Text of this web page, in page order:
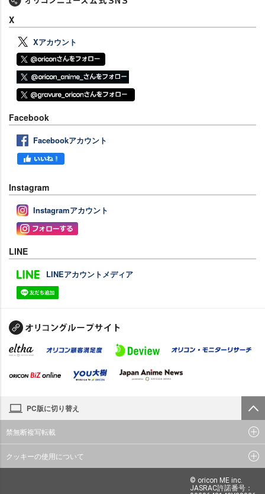
X
Xアカウント
Facebook
Facebookアカウント
Instagram
Instagramアカウント
LINE
LINEアカウントメディア
PC版に切り替え
禁無断複写転載
クッキーの使用について
© oricon ME inc.
JASRAC許諾番号：